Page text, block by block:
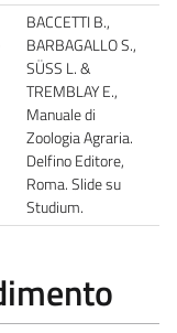
BACCETTI B.,
BARBAGALLO S.,
SÜSS L. &
TREMBLAY E.,
Manuale di
Zoologia Agraria.
Delfino Editore,
Roma. Slide su
Studium.